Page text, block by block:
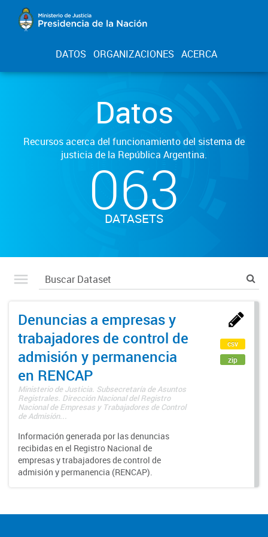
DATOS ORGANIZACIONES ACERCA
Datos
Recursos acerca del funcionamiento del sistema de
justicia de la República Argentina.
063
DATASETS
Denuncias a empresas y
trabajadores de control de
admisión y permanencia
en RENCAP
Ministerio de Justicia. Subsecretaría de Asuntos
Registrales. Dirección Nacional del Registro
Nacional de Empresas y Trabajadores de Control
de Admisión...
Información generada por las denuncias
recibidas en el Registro Nacional de
empresas y trabajadores de control de
admisión y permanencia (RENCAP).
csv
zip